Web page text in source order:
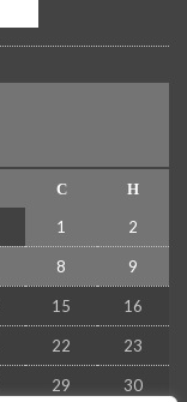
С
Н
1
2
8 9
15 16
22 23
29 30